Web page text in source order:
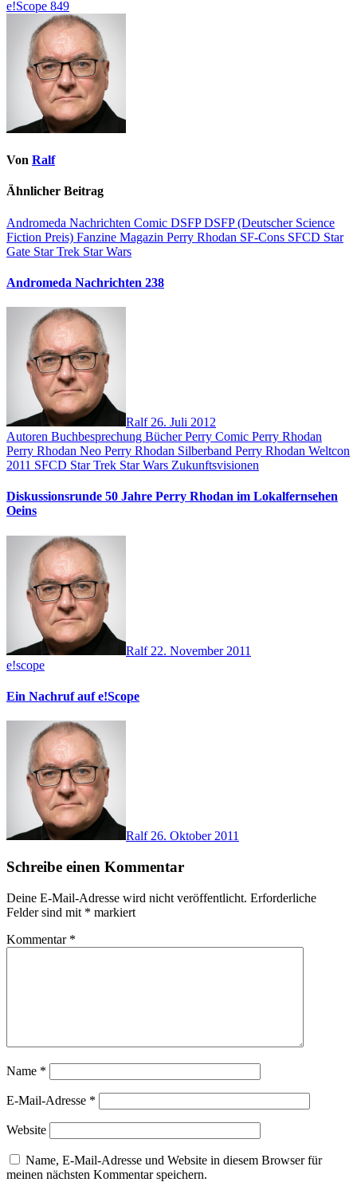
e!Scope 849
Von Ralf
Ähnlicher Beitrag
Andromeda Nachrichten Comic DSFPDSFP (Deutscher Science
Fiction Preis) Fanzine Magazin Perry Rhodan SF-Cons SFCD Star
Gate Star Trek Star Wars
Andromeda Nachrichten 238
Ralf 26. Juli 2012
Autoren Buchbesprechung BücherPerry Comic Perry Rhodan
Perry Rhodan Neo Perry Rhodan Silberband Perry Rhodan Weltcon
2011 SFCD Star Trek Star Wars Zukunftsvisionen
Diskussionsrunde 50 Jahre Perry Rhodan im Lokalfernsehen
Oeins
Ralf 22. November 2011
e!scope
Ein Nachruf auf e!Scope
Ralf 26. Oktober 2011
Schreibe einen Kommentar
Deine E-Mail-Adresse wird nicht veröffentlicht. Erforderliche
Felder sind mit * markiert
Kommentar *
Name *
E-Mail-Adresse *
Website
Name, E-Mail-Adresse und Website in diesem Browser für
meinen nächsten Kommentar speichern.